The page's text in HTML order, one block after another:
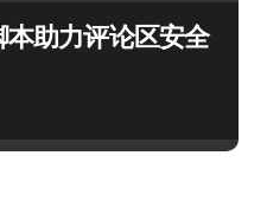
助力评论区安全